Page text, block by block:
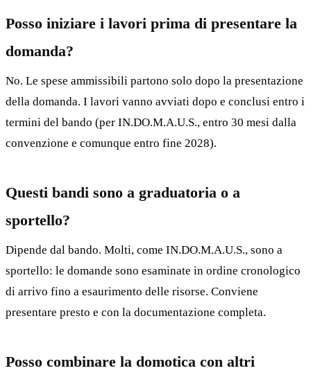
Posso iniziare i lavori prima di presentare la
domanda?
No. Le spese ammissibili partono solo dopo la presentazione
della domanda. I lavori vanno avviati dopo e conclusi entro i
termini del bando (per IN.DO.M.A.U.S., entro 30 mesi dalla
convenzione e comunque entro fine 2028).
Questi bandi sono a graduatoria o a
sportello?
Dipende dal bando. Molti, come IN.DO.M.A.U.S., sono a
sportello: le domande sono esaminate in ordine cronologico
di arrivo fino a esaurimento delle risorse. Conviene
presentare presto e con la documentazione completa.
Posso combinare la domotica con altri